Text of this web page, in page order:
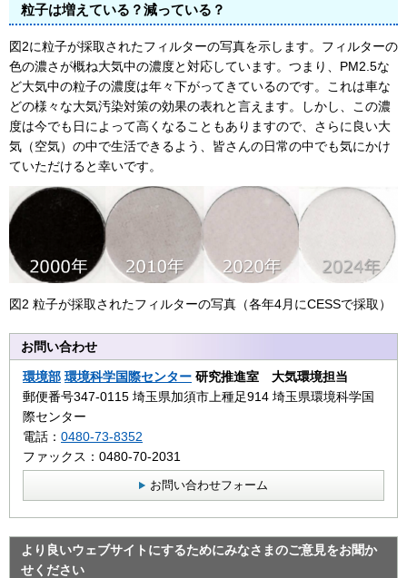
粒子は増えている？減っている？
図2に粒子が採取されたフィルターの写真を示します。フィルターの
色の濃さが概ね大気中の濃度と対応しています。つまり、PM2.5な
ど大気中の粒子の濃度は年々下がってきているのです。これは車な
どの様々な大気汚染対策の効果の表れと言えます。しかし、この濃
度は今でも日によって高くなることもありますので、さらに良い大
気（空気）の中で生活できるよう、皆さんの日常の中でも気にかけ
ていただけると幸いです。
図2 粒子が採取されたフィルターの写真（各年4月にCESSで採取）
お問い合わせ
環境部 環境科学国際センター 研究推進室 大気環境担当
郵便番号347-0115 埼玉県加須市上種足914 埼玉県環境科学国
際センター
電話： 0480-73-8352
ファックス：0480-70-2031
お問い合わせフォーム
より良いウェブサイトにするためにみなさまのご意見をお聞か
せください